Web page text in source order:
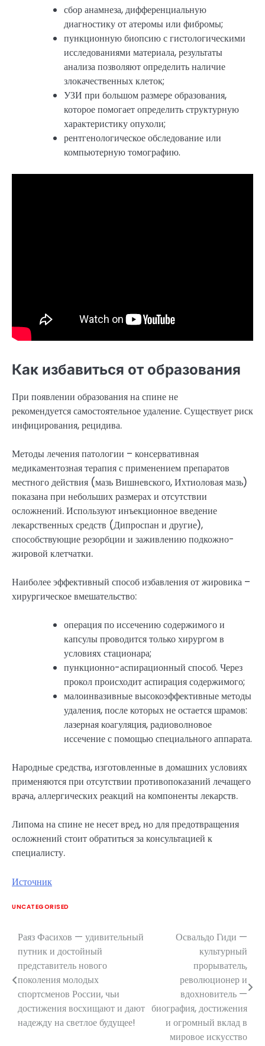
сбор анамнеза, дифференциальную
диагностику от атеромы или фибромы;
пункционную биопсию с гистологическими
исследованиями материала, результаты
анализа позволяют определить наличие
злокачественных клеток;
УЗИ при большом размере образования,
которое помогает определить структурную
характеристику опухоли;
рентгенологическое обследование или
компьютерную томографию.
Как избавиться от образования
При появлении образования на спине не
рекомендуется самостоятельное удаление. Существует риск
инфицирования, рецидива.
Методы лечения патологии – консервативная
медикаментозная терапия с применением препаратов
местного действия (мазь Вишневского, Ихтиоловая мазь)
показана при небольших размерах и отсутствии
осложнений. Используют инъекционное введение
лекарственных средств (Дипроспан и другие),
способствующие резорбции и заживлению подкожно-
жировой клетчатки.
Наиболее эффективный способ избавления от жировика –
хирургическое вмешательство:
операция по иссечению содержимого и
капсулы проводится только хирургом в
условиях стационара;
пункционно-аспирационный способ. Через
прокол происходит аспирация содержимого;
малоинвазивные высокоэффективные методы
удаления, после которых не остается шрамов:
лазерная коагуляция, радиоволновое
иссечение с помощью специального аппарата.
Народные средства, изготовленные в домашних условиях
применяются при отсутствии противопоказаний лечащего
врача, аллергических реакций на компоненты лекарств.
Липома на спине не несет вред, но для предотвращения
осложнений стоит обратиться за консультацией к
специалисту.
Источник
UNCATEGORISED
Навигация
по
записям
Раяз Фасихов — удивительный
путник и достойный
представитель нового
поколения молодых
спортсменов России, чьи
достижения восхищают и дают
надежду на светлое будущее!
Освальдо Гиди —
культурный
прорыватель,
революционер и
вдохновитель —
биография, достижения
и огромный вклад в
мировое искусство